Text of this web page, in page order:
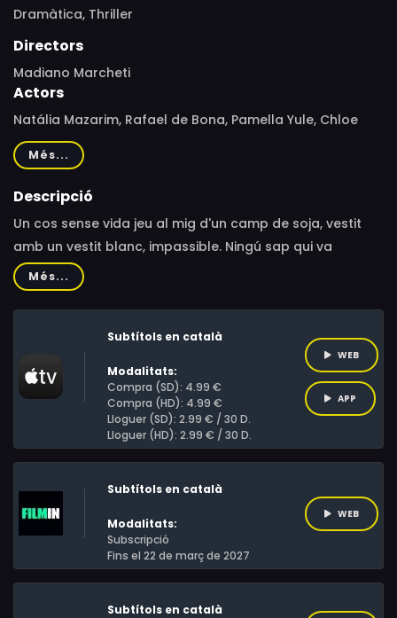
Dramàtica, Thriller
Directors
Madiano Marcheti
Actors
Natália Mazarim, Rafael de Bona, Pamella Yule, Chloe
Milan, Mariane Cáceres, Lucas Miralles, Joana Castro,
Lua Guerreiro, Rafael De Bona, Pâmella Yulle, Maria Leite,
Nadja Mitidiero, Edilton Ramos, Antonio Salvador,
Kreutzer, Camilla Marques, Mara Lúcia Oliveira, Natasha
Fogaça, Jaqueline Altenhofer, Renan Pretti, João Rocha,
Maycon Modenez, Tero Queiroz, Bruna Dal Corso,
Més...
Descripció
Un cos sense vida jeu al mig d'un camp de soja, vestit
amb un vestit blanc, impassible. Ningú sap qui va
assassinar Madalena, una transsexual, ni com ni per
què.
Més...
Subtítols en català
Modalitats:
Compra (SD): 4.99 €
Compra (HD): 4.99 €
Lloguer (SD): 2.99 € / 30 D.
Lloguer (HD): 2.99 € / 30 D.
WEB
APP
Subtítols en català
Modalitats:
Subscripció
Fins el 22 de març de 2027
WEB
Subtítols en català